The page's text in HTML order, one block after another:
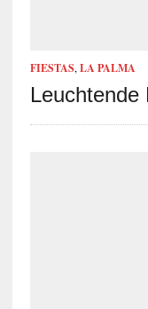
FIESTAS, LA PALMA
Leuchtende